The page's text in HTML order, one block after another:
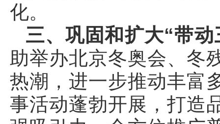
化。
三、巩固和扩大“带
助举办北京冬奥会、冬
热潮，进一步推动丰富
事活动蓬勃开展，打造